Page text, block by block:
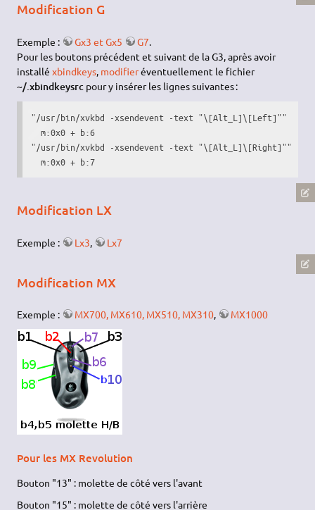
Modification G
Exemple : Gx3 et Gx5 G7.
Pour les boutons précédent et suivant de la G3, après avoir
installéxbindkeys, modifieréventuellement le fichier
~/.xbindkeysrc pour y insérer les lignes suivantes :
"/usr/bin/xvkbd -xsendevent -text "\[Alt_L]\[Left]""
  m:0x0 + b:6
"/usr/bin/xvkbd -xsendevent -text "\[Alt_L]\[Right]""
  m:0x0 + b:7
Modification LX
Exemple : Lx3, Lx7
Modification MX
Exemple : MX700, MX610, MX510, MX310, MX1000
Pour les MX Revolution
Bouton "13" : molette de côté vers l'avant
Bouton "15" : molette de côté vers l'arrière